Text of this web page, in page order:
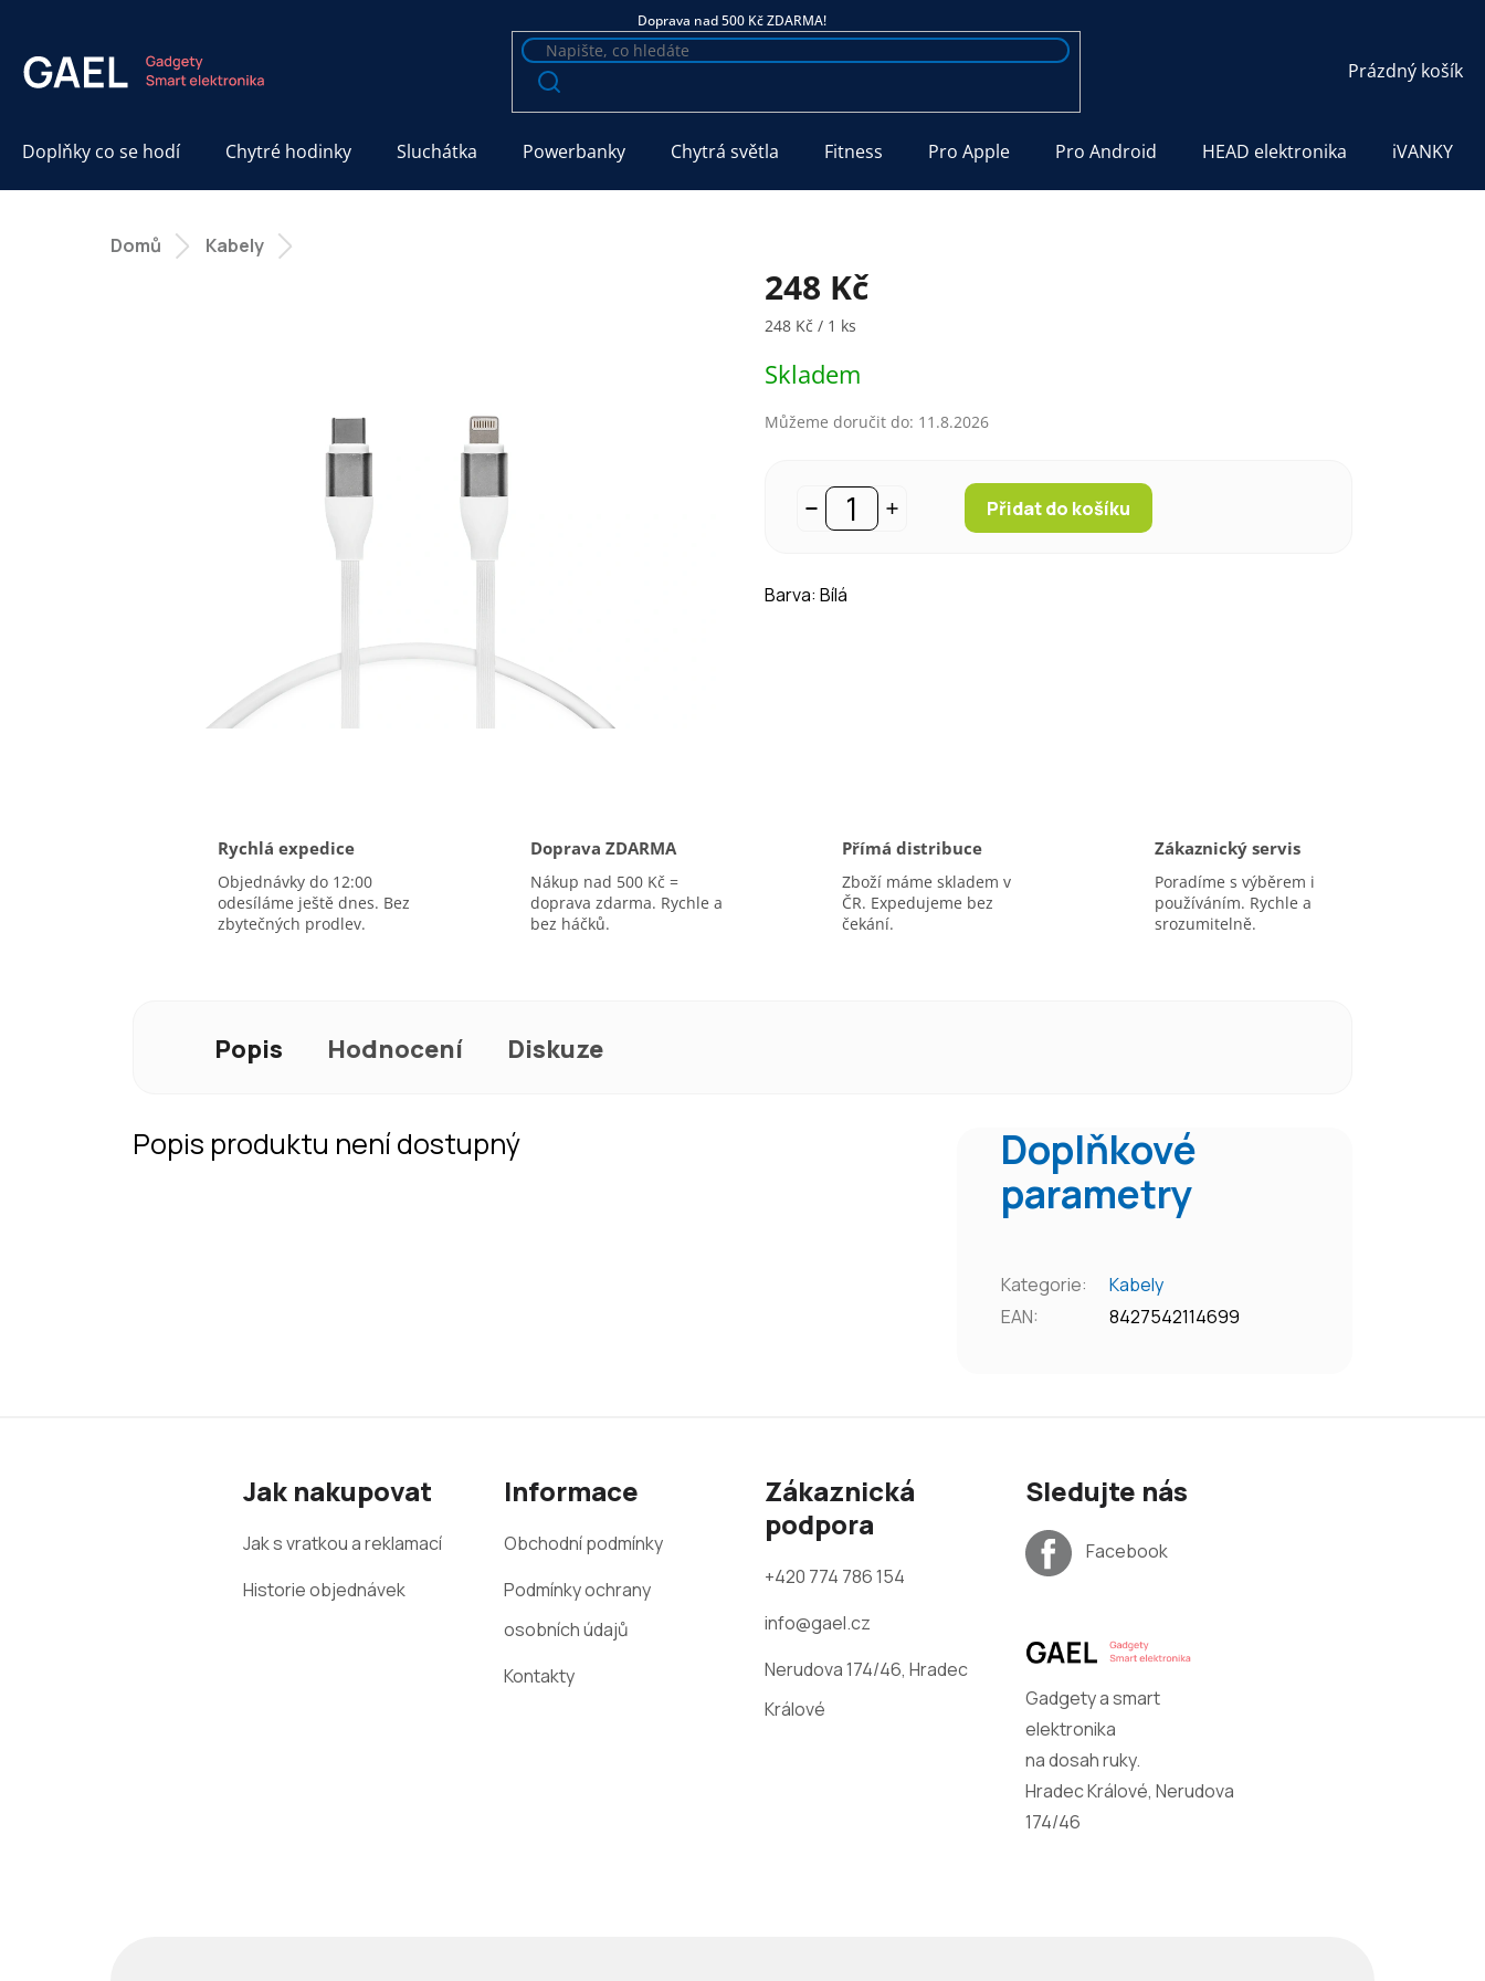
obsah
Doprava nad 500 Kč ZDARMA!
NÁKUPNÍ
Prázdný košík
Doplňky co se hodí Chytré hodinky Sluchátka Powerbanky Chytrá světla Fitness Pro Apple Pro Android HEAD elektronika iVANKY
Domů Kabely
248 Kč
Měrná cena:
248 Kč / 1 ks
Skladem
Můžeme doručit do: 11.8.2026
Přidat do košíku
Barva: Bílá
Rychlá expedice
Objednávky do 12:00
odesíláme ještě dnes. Bez
zbytečných prodlev.
Doprava ZDARMA
Nákup nad 500 Kč =
doprava zdarma. Rychle a
bez háčků.
Přímá distribuce
Zboží máme skladem v
ČR. Expedujeme bez
čekání.
Zákaznický servis
Poradíme s výběrem i
používáním. Rychle a
srozumitelně.
Popis Hodnocení Diskuze
Popis produktu není dostupný
Doplňkové
parametry
Kategorie:
Kabely
EAN: 8427542114699
Jak nakupovat
Jak s vratkou a reklamací
Historie objednávek
Informace
Obchodní podmínky
Podmínky ochrany
osobních údajů
Kontakty
Zákaznická
podpora
+420 774 786 154
info@gael.cz
Nerudova 174/46, Hradec
Králové
Sledujte nás
Facebook
Gadgety a smart
elektronika
na dosah ruky.
Hradec Králové, Nerudova
174/46